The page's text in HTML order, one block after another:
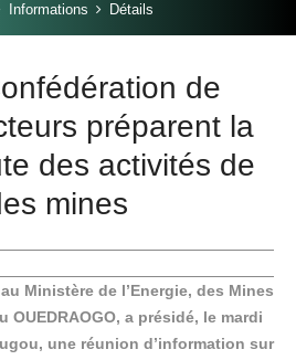
Informations Détails
de
préparent la
des activités de
mines
Ministère de l’Energie, des Mines
OUEDRAOGO, a présidé, le mardi
une réunion d’information sur